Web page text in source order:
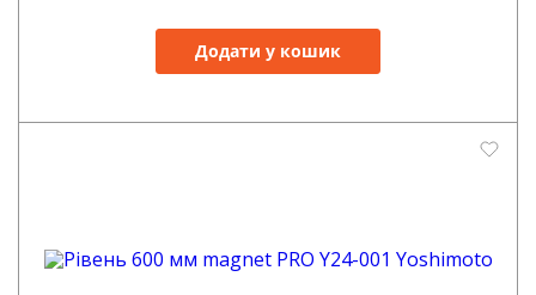
Додати у кошик